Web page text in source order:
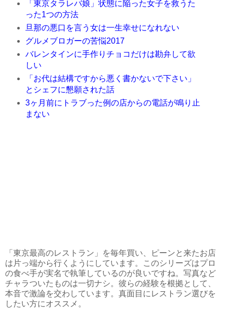
「東京タラレバ娘」状態に陥った女子を救うた
った1つの方法
旦那の悪口を言う女は一生幸せになれない
グルメブロガーの苦悩2017
バレンタインに手作りチョコだけは勘弁して欲
しい
「お代は結構ですから悪く書かないで下さい」
とシェフに懇願された話
3ヶ月前にトラブった例の店からの電話が鳴り止
まない
「東京最高のレストラン」を毎年買い、ピーンと来たお店
は片っ端から行くようにしています。このシリーズはプロ
の食べ手が実名で執筆しているのが良いですね。写真など
チャラついたものは一切ナシ。彼らの経験を根拠として、
本音で激論を交わしています。真面目にレストラン選びを
したい方にオススメ。